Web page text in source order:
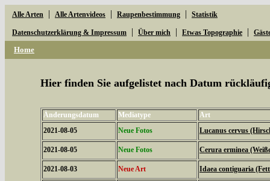
Alle Arten | Alle Artenvideos | Raupenbestimmung | Statistik
Datenschutzerklärung & Impressum | Über mich | Etwas Topographie |
Home
Hier finden Sie aufgelistet nach Datum
Änderungsdatum Mediatype
Art
2021-08-05
Neue Fotos Lucanus cervus
2021-08-05 Neue Fotos Cerura erminea
2021-08-03 Neue Art Idaea contiguaria